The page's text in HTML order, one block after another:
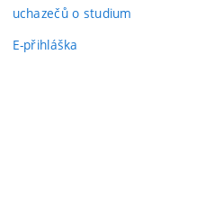
uchazečů o studium
E-přihláška